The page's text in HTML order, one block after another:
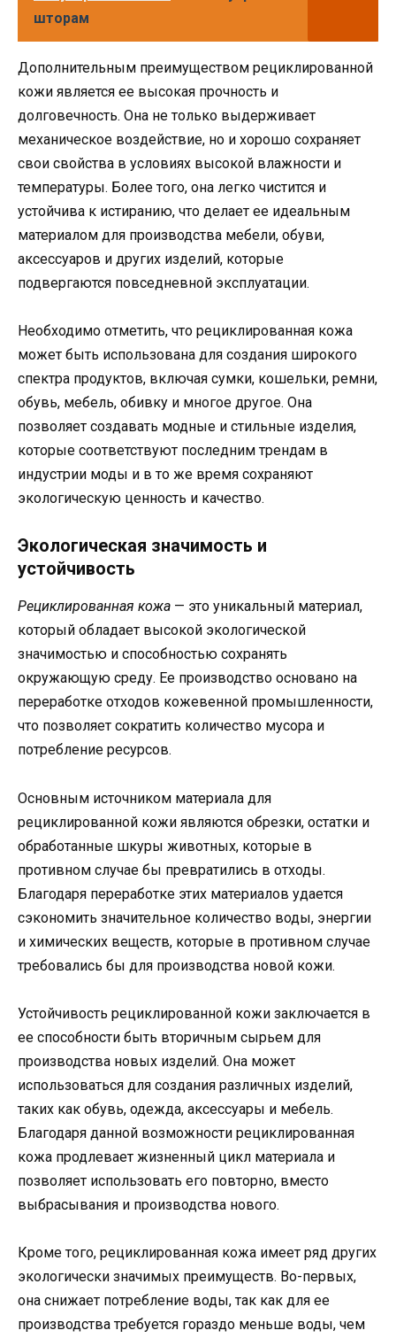
шторам
Дополнительным преимуществом рециклированной
кожи является ее высокая прочность и
долговечность. Она не только выдерживает
механическое воздействие, но и хорошо сохраняет
свои свойства в условиях высокой влажности и
температуры. Более того, она легко чистится и
устойчива к истиранию, что делает ее идеальным
материалом для производства мебели, обуви,
аксессуаров и других изделий, которые
подвергаются повседневной эксплуатации.
Необходимо отметить, что рециклированная кожа
может быть использована для создания широкого
спектра продуктов, включая сумки, кошельки, ремни,
обувь, мебель, обивку и многое другое. Она
позволяет создавать модные и стильные изделия,
которые соответствуют последним трендам в
индустрии моды и в то же время сохраняют
экологическую ценность и качество.
Экологическая значимость и
устойчивость
Рециклированная кожа — это уникальный материал,
который обладает высокой экологической
значимостью и способностью сохранять
окружающую среду. Ее производство основано на
переработке отходов кожевенной промышленности,
что позволяет сократить количество мусора и
потребление ресурсов.
Основным источником материала для
рециклированной кожи являются обрезки, остатки и
обработанные шкуры животных, которые в
противном случае бы превратились в отходы.
Благодаря переработке этих материалов удается
сэкономить значительное количество воды, энергии
и химических веществ, которые в противном случае
требовались бы для производства новой кожи.
Устойчивость рециклированной кожи заключается в
ее способности быть вторичным сырьем для
производства новых изделий. Она может
использоваться для создания различных изделий,
таких как обувь, одежда, аксессуары и мебель.
Благодаря данной возможности рециклированная
кожа продлевает жизненный цикл материала и
позволяет использовать его повторно, вместо
выбрасывания и производства нового.
Кроме того, рециклированная кожа имеет ряд других
экологически значимых преимуществ. Во-первых,
она снижает потребление воды, так как для ее
производства требуется гораздо меньше воды, чем